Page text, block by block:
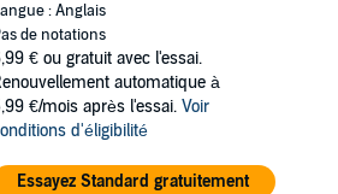
: Anglais
de notations
€ ou gratuit avec l'essai.
automatique à
€/mois après l'essai. Voir
d'éligibilité
Essayez Standard gratuitement